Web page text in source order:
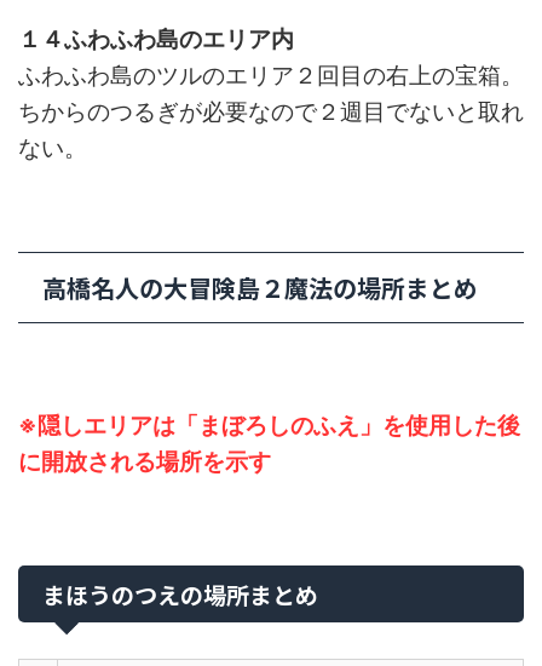
１４ふわふわ島のエリア内
ふわふわ島のツルのエリア２回目の右上の宝箱。
ちからのつるぎが必要なので２週目でないと取れ
ない。
高橋名人の大冒険島２魔法の場所まとめ
※隠しエリアは「まぼろしのふえ」を使用した後
に開放される場所を示す
まほうのつえの場所まとめ